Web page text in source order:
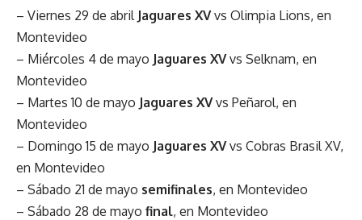
– Viernes 29 de abril Jaguares XVvs Olimpia Lions, en
Montevideo
– Miércoles 4 de mayo Jaguares XVvs Selknam, en
Montevideo
– Martes 10 de mayo Jaguares XVvs Peñarol, en
Montevideo
– Domingo 15 de mayo Jaguares XVvs Cobras Brasil XV,
en Montevideo
– Sábado 21 de mayo semifinales, en Montevideo
– Sábado 28 de mayo final, en Montevideo